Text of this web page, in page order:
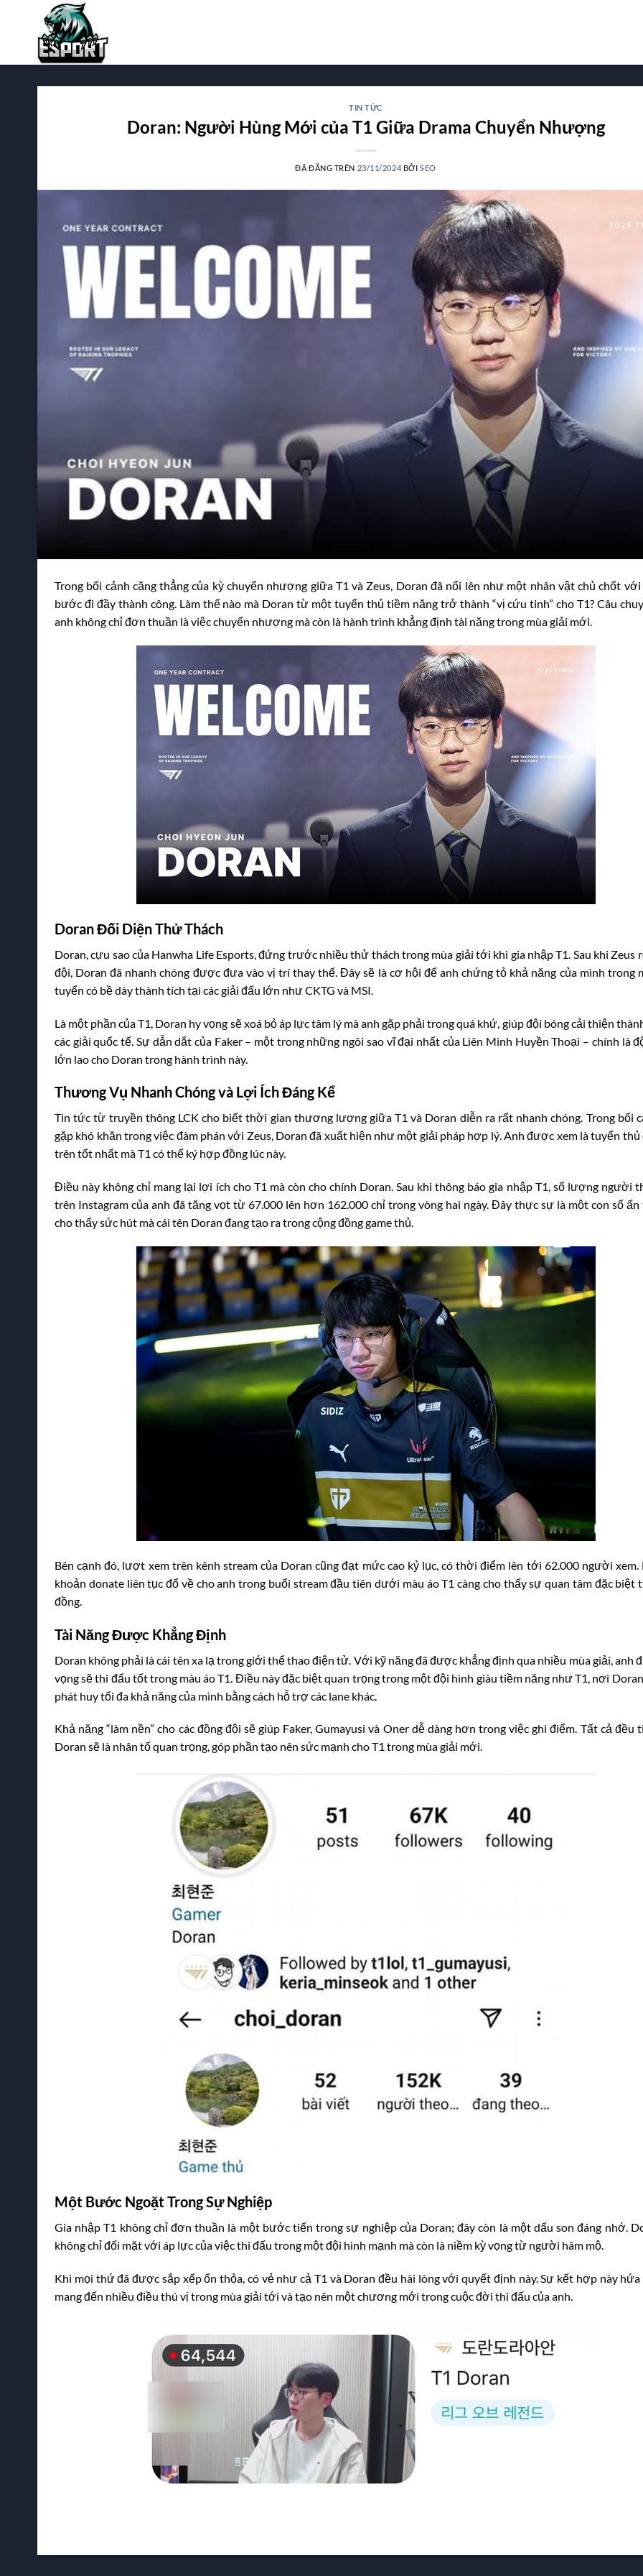
dung
TIN TỨC
Doran: Người Hùng Mới của T1 Giữa Drama Chuyển Nhượng
ĐÃ ĐĂNG TRÊN 23/11/2024 BỞI SEO
Trong bối cảnh căng thẳng của kỳ chuyển nhượng giữa T1 và Zeus, Doran đã nổi lên như một nhân vật chủ chốt
bước đi đầy thành công. Làm thế nào mà Doran từ một tuyển thủ tiềm năng trở thành “vị cứu tinh” cho T1? Câu
anh không chỉ đơn thuần là việc chuyển nhượng mà còn là hành trình khẳng định tài năng trong mùa giải mới.
Doran Đối Diện Thử Thách
Doran, cựu sao của Hanwha Life Esports, đứng trước nhiều thử thách trong mùa giải tới khi gia nhập T1. Sau khi Zeus
đội, Doran đã nhanh chóng được đưa vào vị trí thay thế. Đây sẽ là cơ hội để anh chứng tỏ khả năng của mình trong
tuyển có bề dày thành tích tại các giải đấu lớn như CKTG và MSI.
Là một phần của T1, Doran hy vọng sẽ xoá bỏ áp lực tâm lý mà anh gặp phải trong quá khứ, giúp đội bóng cải thiện
các giải quốc tế. Sự dẫn dắt của Faker – một trong những ngôi sao vĩ đại nhất của Liên Minh Huyền Thoại – chính là
lớn lao cho Doran trong hành trình này.
Thương Vụ Nhanh Chóng và Lợi Ích Đáng Kể
Tin tức từ truyền thông LCK cho biết thời gian thương lượng giữa T1 và Doran diễn ra rất nhanh chóng. Trong bối
gặp khó khăn trong việc đàm phán với Zeus, Doran đã xuất hiện như một giải pháp hợp lý. Anh được xem là tuyển
trên tốt nhất mà T1 có thể ký hợp đồng lúc này.
Điều này không chỉ mang lại lợi ích cho T1 mà còn cho chính Doran. Sau khi thông báo gia nhập T1, số lượng người
trên Instagram của anh đã tăng vọt từ 67.000 lên hơn 162.000 chỉ trong vòng hai ngày. Đây thực sự là một con số
cho thấy sức hút mà cái tên Doran đang tạo ra trong cộng đồng game thủ.
Bên cạnh đó, lượt xem trên kênh stream của Doran cũng đạt mức cao kỷ lục, có thời điểm lên tới 62.000 người xem.
khoản donate liên tục đổ về cho anh trong buổi stream đầu tiên dưới màu áo T1 càng cho thấy sự quan tâm đặc biệt
đồng.
Tài Năng Được Khẳng Định
Doran không phải là cái tên xa lạ trong giới thể thao điện tử. Với kỹ năng đã được khẳng định qua nhiều mùa giải, anh
vọng sẽ thi đấu tốt trong màu áo T1. Điều này đặc biệt quan trọng trong một đội hình giàu tiềm năng như T1, nơi
phát huy tối đa khả năng của mình bằng cách hỗ trợ các lane khác.
Khả năng “làm nền” cho các đồng đội sẽ giúp Faker, Gumayusi và Oner dễ dàng hơn trong việc ghi điểm. Tất cả đều
Doran sẽ là nhân tố quan trọng, góp phần tạo nên sức mạnh cho T1 trong mùa giải mới.
Một Bước Ngoặt Trong Sự Nghiệp
Gia nhập T1 không chỉ đơn thuần là một bước tiến trong sự nghiệp của Doran; đây còn là một dấu son đáng nhớ.
không chỉ đối mặt với áp lực của việc thi đấu trong một đội hình mạnh mà còn là niềm kỳ vọng từ người hâm mộ.
Khi mọi thứ đã được sắp xếp ổn thỏa, có vẻ như cả T1 và Doran đều hài lòng với quyết định này. Sự kết hợp này hứa
mang đến nhiều điều thú vị trong mùa giải tới và tạo nên một chương mới trong cuộc đời thi đấu của anh.